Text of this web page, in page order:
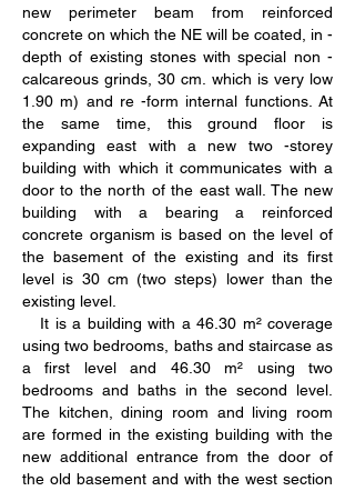
new perimeter beam from reinforced
concrete on which the NE will be coated, in -
depth of existing stones with special non -
calcareous grinds, 30 cm. which is very low
1.90 m) and re -form internal functions. At
the same time, this ground floor is
expanding east with a new two -storey
building with which it communicates with a
door to the north of the east wall. The new
building with a bearing a reinforced
concrete organism is based on the level of
the basement of the existing and its first
level is 30 cm (two steps) lower than the
existing level.
It is a building with a 46.30 m² coverage
using two bedrooms, baths and staircase as
a first level and 46.30 m² using two
bedrooms and baths in the second level.
The kitchen, dining room and living room
are formed in the existing building with the
new additional entrance from the door of
the old basement and with the west section